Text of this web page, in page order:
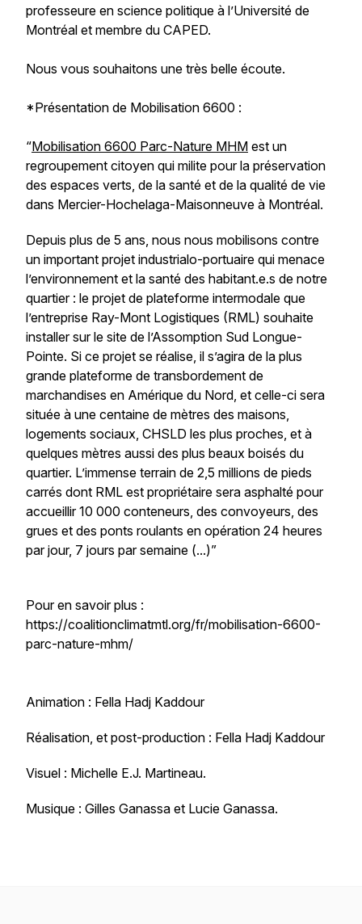
professeure en science politique à l’Université de
Montréal et membre du CAPED.
Nous vous souhaitons une très belle écoute.
*Présentation de Mobilisation 6600 :
“Mobilisation 6600 Parc-Nature MHM est un
regroupement citoyen qui milite pour la préservation
des espaces verts, de la santé et de la qualité de vie
dans Mercier-Hochelaga-Maisonneuve à Montréal.
Depuis plus de 5 ans, nous nous mobilisons contre
un important projet industrialo-portuaire qui menace
l’environnement et la santé des habitant.e.s de notre
quartier : le projet de plateforme intermodale que
l’entreprise Ray-Mont Logistiques (RML) souhaite
installer sur le site de l’Assomption Sud Longue-
Pointe. Si ce projet se réalise, il s’agira de la plus
grande plateforme de transbordement de
marchandises en Amérique du Nord, et celle-ci sera
située à une centaine de mètres des maisons,
logements sociaux, CHSLD les plus proches, et à
quelques mètres aussi des plus beaux boisés du
quartier. L’immense terrain de 2,5 millions de pieds
carrés dont RML est propriétaire sera asphalté pour
accueillir 10 000 conteneurs, des convoyeurs, des
grues et des ponts roulants en opération 24 heures
par jour, 7 jours par semaine (...)”
Pour en savoir plus :
https://coalitionclimatmtl.org/fr/mobilisation-6600-
parc-nature-mhm/
Animation : Fella Hadj Kaddour
Réalisation, et post-production : Fella Hadj Kaddour
Visuel : Michelle E.J. Martineau.
Musique : Gilles Ganassa et Lucie Ganassa.